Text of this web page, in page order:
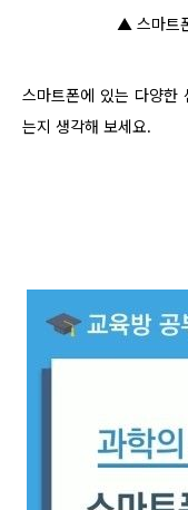
▲ 스마트
스마트폰에 있는 다양한
는지 생각해 보세요.